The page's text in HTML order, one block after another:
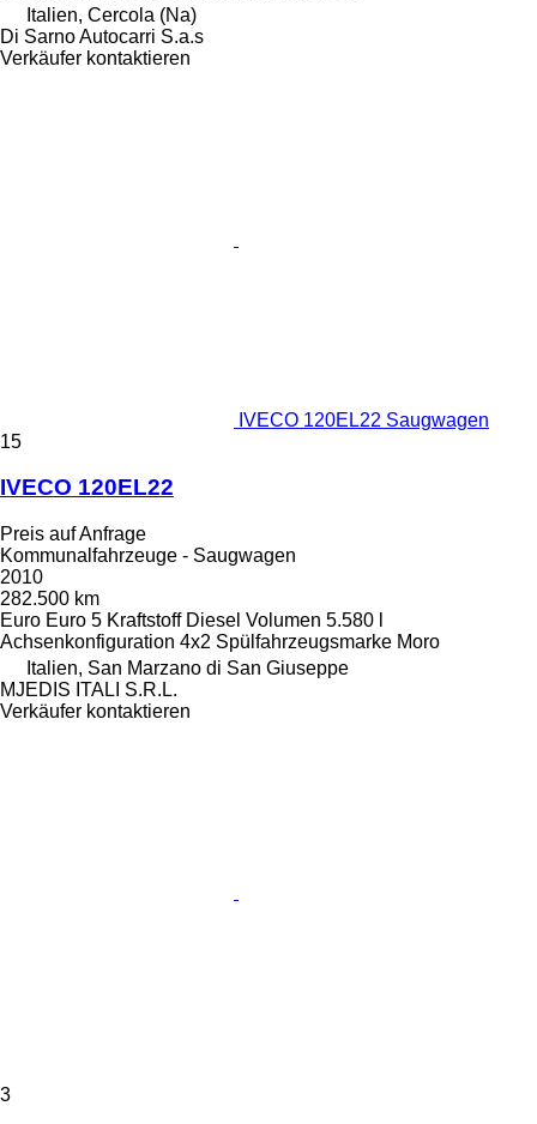
Italien, Cercola (Na)
Di Sarno Autocarri S.a.s
Verkäufer kontaktieren
IVECO 120EL22 Saugwagen
15
IVECO 120EL22
Preis auf Anfrage
Kommunalfahrzeuge - Saugwagen
2010
282.500 km
Euro Euro 5 Kraftstoff Diesel Volumen 5.580 l
Achsenkonfiguration 4x2 Spülfahrzeugsmarke Moro
Italien, San Marzano di San Giuseppe
MJEDIS ITALI S.R.L.
Verkäufer kontaktieren
3